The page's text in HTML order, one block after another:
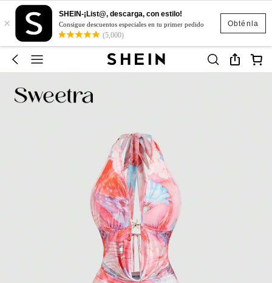
Obténla
×
SHEIN-¡List@, descarga, con estilo!
Consigue descuentos especiales en tu primer pedido
(5,000)